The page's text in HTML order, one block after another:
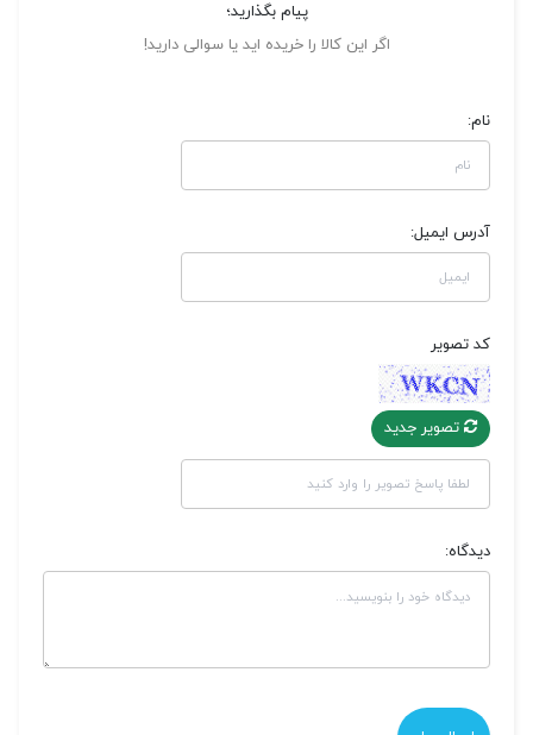
پیام بگذارید؛
اگر این کالا را خریده اید یا سوالی دارید!
نام:
آدرس ایمیل:
کد تصویر
تصویر جدید
دیدگاه: